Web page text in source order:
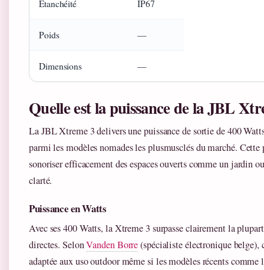
Étanchéité IP67
Poids —
Dimensions —
Quelle est la puissance de la JBL
La JBL Xtreme 3 delivers une puissance de sortie de 400
parmi les modèles nomades les plusmusclés du marché.
sonoriser efficacement des espaces ouverts comme un jardin
clarté.
Puissance en Watts
Avec ses 400 Watts, la Xtreme 3 surpasse clairement la
directes. SelonVanden Borre(spécialiste électronique belge),
adaptée aux uso outdoor même si les modèles récents